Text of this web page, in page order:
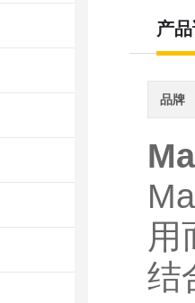
产
品牌
用
结